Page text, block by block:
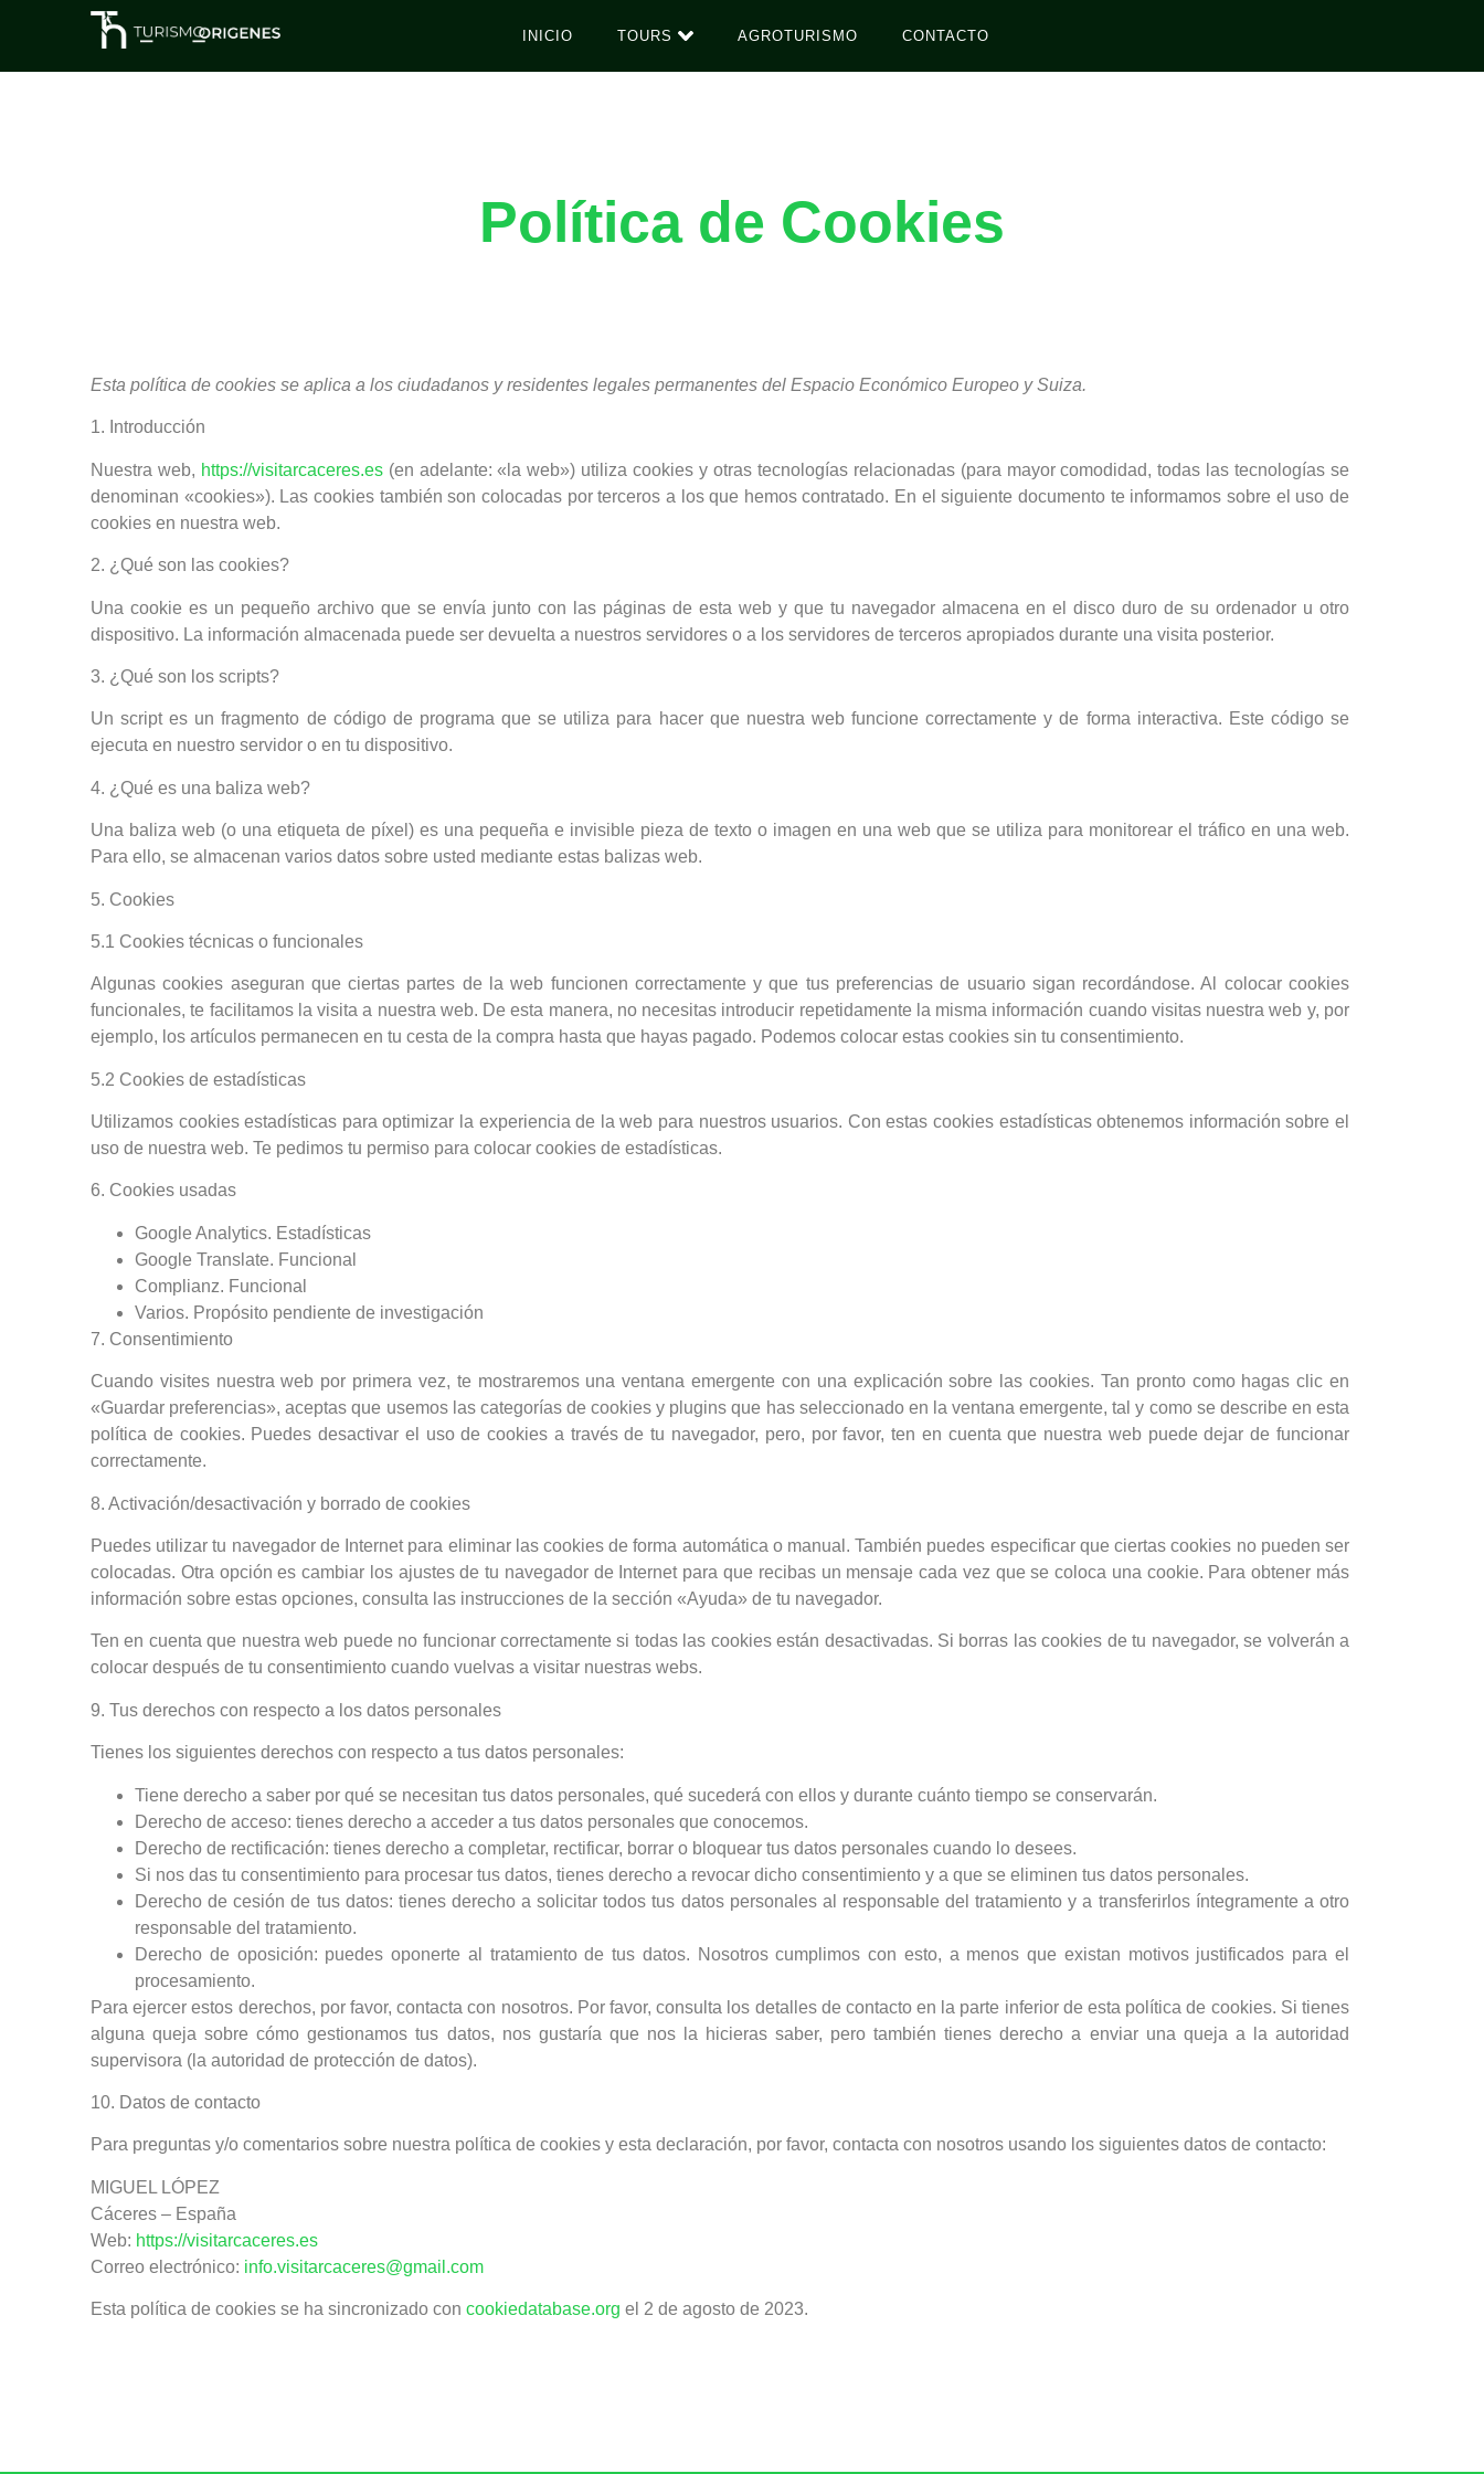
INICIO TOURS AGROTURISMO CONTACTO
Política de Cookies
Esta política de cookies se aplica a los ciudadanos y residentes legales permanentes del Espacio Económico Europeo y Suiza.
1. Introducción
Nuestra web, https://visitarcaceres.es(en adelante: «la web») utiliza cookies y otras tecnologías relacionadas (para mayor comodidad, todas las tecnologías se
denominan «cookies»). Las cookies también son colocadas por terceros a los que hemos contratado. En el siguiente documento te informamos sobre el uso de
cookies en nuestra web.
2. ¿Qué son las cookies?
Una cookie es un pequeño archivo que se envía junto con las páginas de esta web y que tu navegador almacena en el disco duro de su ordenador u otro
dispositivo. La información almacenada puede ser devuelta a nuestros servidores o a los servidores de terceros apropiados durante una visita posterior.
3. ¿Qué son los scripts?
Un script es un fragmento de código de programa que se utiliza para hacer que nuestra web funcione correctamente y de forma interactiva. Este código se
ejecuta en nuestro servidor o en tu dispositivo.
4. ¿Qué es una baliza web?
Una baliza web (o una etiqueta de píxel) es una pequeña e invisible pieza de texto o imagen en una web que se utiliza para monitorear el tráfico en una web.
Para ello, se almacenan varios datos sobre usted mediante estas balizas web.
5. Cookies
5.1 Cookies técnicas o funcionales
Algunas cookies aseguran que ciertas partes de la web funcionen correctamente y que tus preferencias de usuario sigan recordándose. Al colocar cookies
funcionales, te facilitamos la visita a nuestra web. De esta manera, no necesitas introducir repetidamente la misma información cuando visitas nuestra web y, por
ejemplo, los artículos permanecen en tu cesta de la compra hasta que hayas pagado. Podemos colocar estas cookies sin tu consentimiento.
5.2 Cookies de estadísticas
Utilizamos cookies estadísticas para optimizar la experiencia de la web para nuestros usuarios. Con estas cookies estadísticas obtenemos información sobre el
uso de nuestra web. Te pedimos tu permiso para colocar cookies de estadísticas.
6. Cookies usadas
Google Analytics. Estadísticas
Google Translate. Funcional
Complianz. Funcional
Varios. Propósito pendiente de investigación
7. Consentimiento
Cuando visites nuestra web por primera vez, te mostraremos una ventana emergente con una explicación sobre las cookies. Tan pronto como hagas clic en
«Guardar preferencias», aceptas que usemos las categorías de cookies y plugins que has seleccionado en la ventana emergente, tal y como se describe en esta
política de cookies. Puedes desactivar el uso de cookies a través de tu navegador, pero, por favor, ten en cuenta que nuestra web puede dejar de funcionar
correctamente.
8. Activación/desactivación y borrado de cookies
Puedes utilizar tu navegador de Internet para eliminar las cookies de forma automática o manual. También puedes especificar que ciertas cookies no pueden ser
colocadas. Otra opción es cambiar los ajustes de tu navegador de Internet para que recibas un mensaje cada vez que se coloca una cookie. Para obtener más
información sobre estas opciones, consulta las instrucciones de la sección «Ayuda» de tu navegador.
Ten en cuenta que nuestra web puede no funcionar correctamente si todas las cookies están desactivadas. Si borras las cookies de tu navegador, se volverán a
colocar después de tu consentimiento cuando vuelvas a visitar nuestras webs.
9. Tus derechos con respecto a los datos personales
Tienes los siguientes derechos con respecto a tus datos personales:
Tiene derecho a saber por qué se necesitan tus datos personales, qué sucederá con ellos y durante cuánto tiempo se conservarán.
Derecho de acceso: tienes derecho a acceder a tus datos personales que conocemos.
Derecho de rectificación: tienes derecho a completar, rectificar, borrar o bloquear tus datos personales cuando lo desees.
Si nos das tu consentimiento para procesar tus datos, tienes derecho a revocar dicho consentimiento y a que se eliminen tus datos personales.
Derecho de cesión de tus datos: tienes derecho a solicitar todos tus datos personales al responsable del tratamiento y a transferirlos íntegramente a otro
responsable del tratamiento.
Derecho de oposición: puedes oponerte al tratamiento de tus datos. Nosotros cumplimos con esto, a menos que existan motivos justificados para el
procesamiento.
Para ejercer estos derechos, por favor, contacta con nosotros. Por favor, consulta los detalles de contacto en la parte inferior de esta política de cookies. Si tienes
alguna queja sobre cómo gestionamos tus datos, nos gustaría que nos la hicieras saber, pero también tienes derecho a enviar una queja a la autoridad
supervisora (la autoridad de protección de datos).
10. Datos de contacto
Para preguntas y/o comentarios sobre nuestra política de cookies y esta declaración, por favor, contacta con nosotros usando los siguientes datos de contacto:
MIGUEL LÓPEZ
Cáceres – España
Web: https://visitarcaceres.es
Correo electrónico: info.visitarcaceres@gmail.com
Esta política de cookies se ha sincronizado con cookiedatabase.org el 2 de agosto de 2023.